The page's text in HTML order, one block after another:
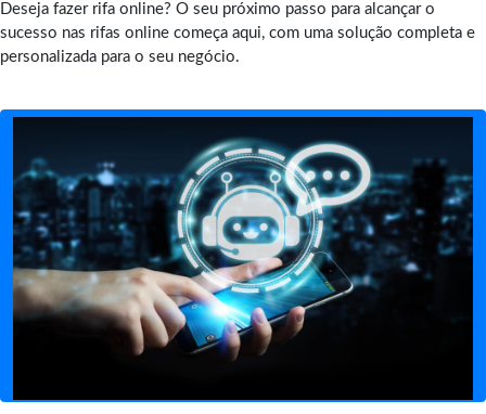
Deseja fazer rifa online? O seu próximo passo para alcançar o
sucesso nas rifas online começa aqui, com uma solução completa e
personalizada para o seu negócio.